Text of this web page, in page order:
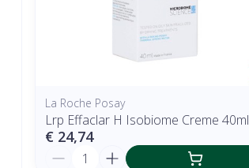
La Roche Posay
Lrp Effaclar H Isobiome Creme 40ml
€ 24,74
Aantal